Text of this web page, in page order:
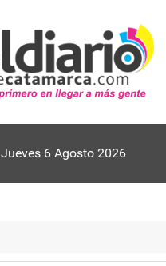
Jueves 6 Agosto 2026